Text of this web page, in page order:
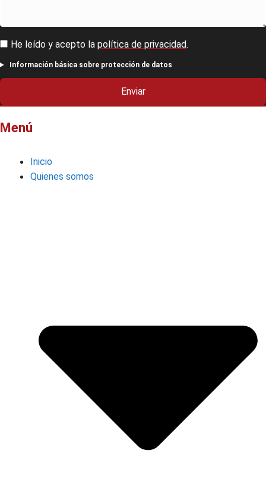
He leído y acepto la política de privacidad.
Información básica sobre protección de datos
Enviar
Menú
Inicio
Quienes somos